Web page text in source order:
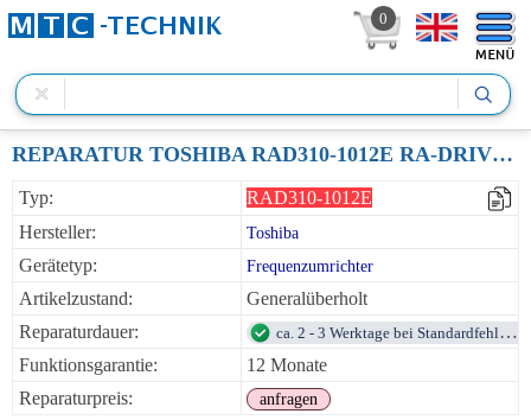
0
REPARATUR TOSHIBA RAD310-1012E RA-DRIVER 300W
Typ:
RAD310-1012E
Hersteller:
Toshiba
Gerätetyp: Frequenzumrichter
Artikelzustand:
Generalüberholt
Reparaturdauer:
ca. 2 - 3 Werktage bei Standardfehlern
Funktionsgarantie:
12 Monate
Reparaturpreis:
anfragen